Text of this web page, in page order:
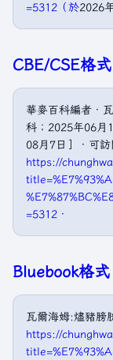
=5312（於2026
CBE/CSE格式
華麥百科編者．
科；2025年06月
08月7日］．可訪
https://
=5312．
Bluebook格式
瓦爾海姆:燼豬膀
https://